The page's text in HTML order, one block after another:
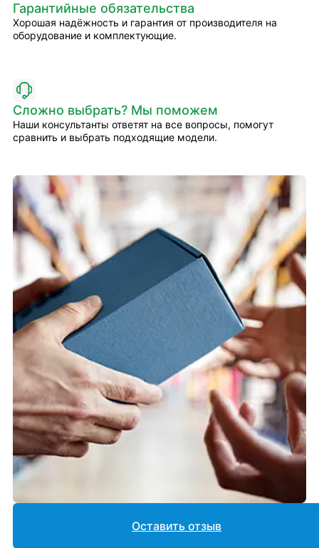
Гарантийные обязательства
Хорошая надёжность и гарантия от производителя на
оборудование и комплектующие.
Сложно выбрать? Мы поможем
Наши консультанты ответят на все вопросы, помогут
сравнить и выбрать подходящие модели.
Оставить отзыв